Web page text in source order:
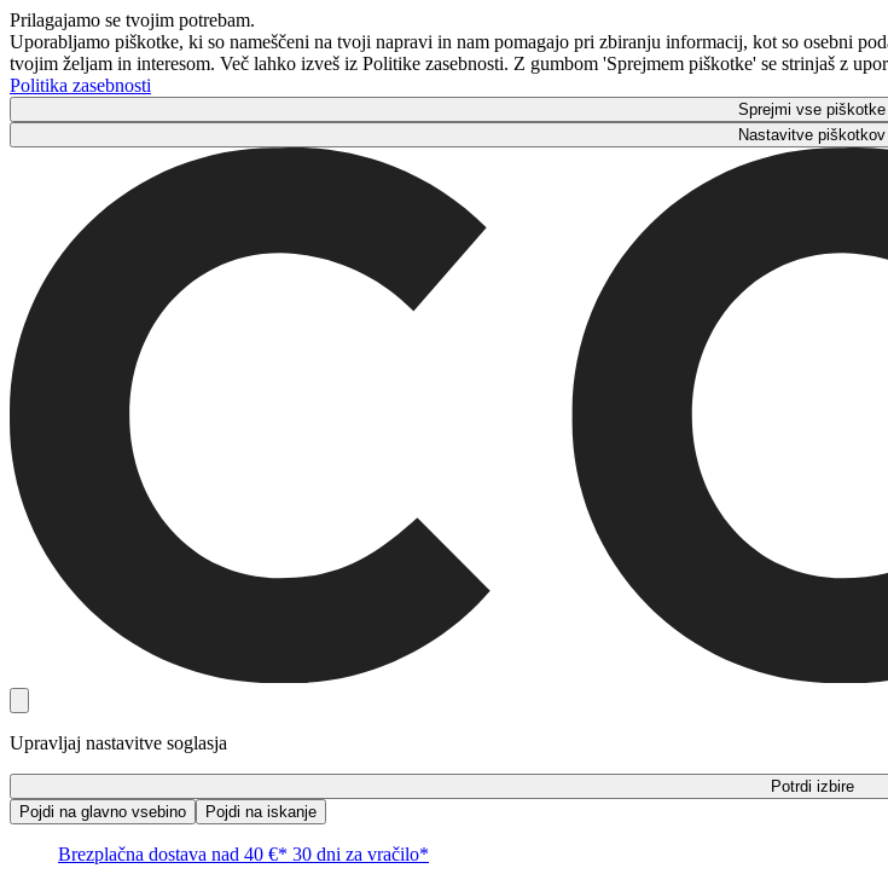
Prilagajamo se tvojim potrebam.
Uporabljamo piškotke, ki so nameščeni na tvoji napravi in ​​nam pomagajo pri zbiranju informacij, kot so osebni
tvojim željam in interesom. Več lahko izveš iz Politike zasebnosti. Z gumbom 'Sprejmem piškotke' se strinjaš z
Politika zasebnosti
Sprejmi vse piškotke
Nastavitve piškotkov
Upravljaj nastavitve soglasja
Potrdi izbire
Pojdi na glavno vsebino
Pojdi na iskanje
Brezplačna dostava nad 40 €* 30 dni za vračilo*